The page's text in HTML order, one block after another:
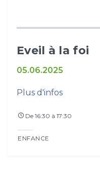
Eveil à la foi
05.06.2025
Plus d'infos
De 16:30 à 17:30
ENFANCE